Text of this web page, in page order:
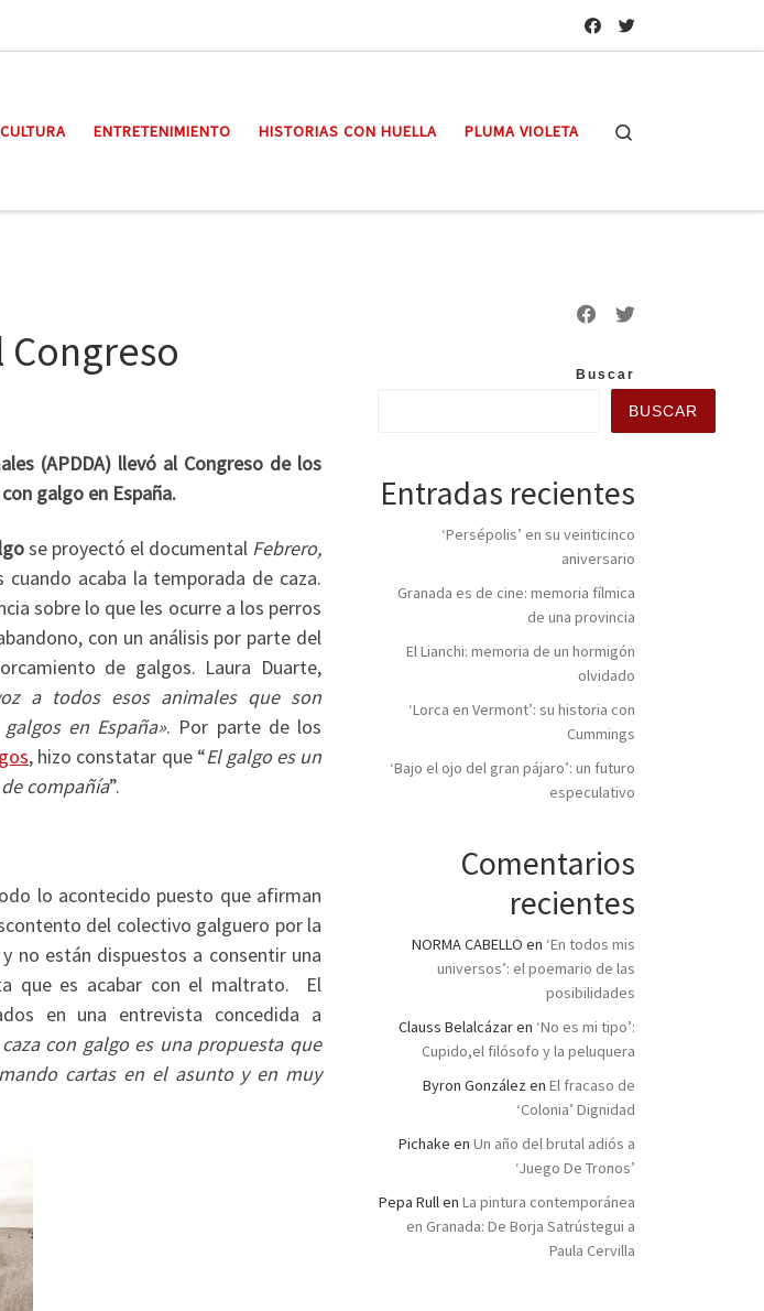
CULTURA ENTRETENIMIENTO HISTORIAS CON HUELLA PLUMA VIOLETA
Congreso
(APDDA) llevó al Congreso de los
galgo en España.
se proyectó el documental Febrero,
acaba la temporada de caza.
sobre lo que les ocurre a los perros
con un análisis por parte del
de galgos. Laura Duarte,
a todos esos animales que son
en España». Por parte de los
, hizo constatar que “El galgo es un
compañía”.
lo acontecido puesto que afirman
del colectivo galguero por la
no están dispuestos a consentir una
que es acabar con el maltrato. El
en una entrevista concedida a
con galgo es una propuesta que
cartas en el asunto y en muy
Buscar
BUSCAR
Entradas recientes
‘Persépolis’ en su veinticinco
aniversario
Granada es de cine: memoria fílmica
de una provincia
El Lianchi: memoria de un hormigón
olvidado
‘Lorca en Vermont’: su historia con
Cummings
‘Bajo el ojo del gran pájaro’: un futuro
especulativo
Comentarios
recientes
NORMA CABELLO en ‘En todos mis
universos’: el poemario de las
posibilidades
Clauss Belalcázaren ‘No es mi tipo’:
Cupido,el filósofo y la peluquera
Byron González en El fracaso de
‘Colonia’ Dignidad
Pichake en Un año del brutal adiós a
‘Juego De Tronos’
Pepa Rullen La pintura contemporánea
en Granada: De Borja Satrústegui a
Paula Cervilla